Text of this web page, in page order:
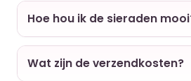
Hoe hou ik de sieraden
Wat zijn de verzendkosten?